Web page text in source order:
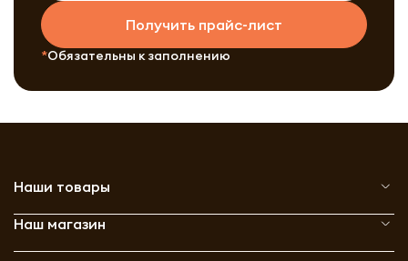
Получить прайс-лист
Обязательны к заполнению
Наши товары
Наш магазин